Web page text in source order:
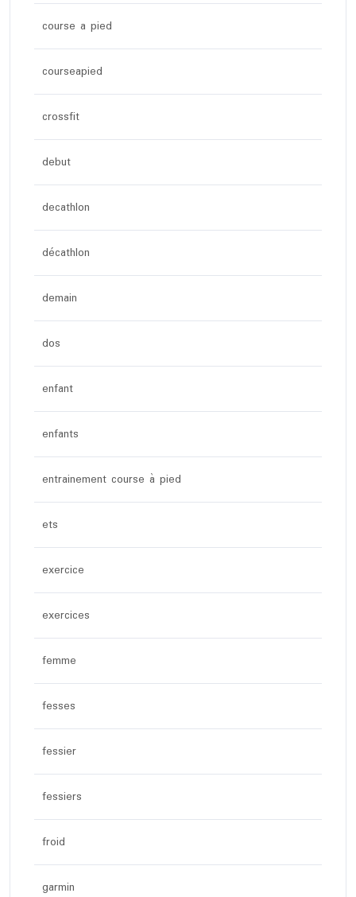
course a pied
courseapied
crossfit
debut
decathlon
décathlon
demain
dos
enfant
enfants
entrainement course à pied
ets
exercice
exercices
femme
fesses
fessier
fessiers
froid
garmin